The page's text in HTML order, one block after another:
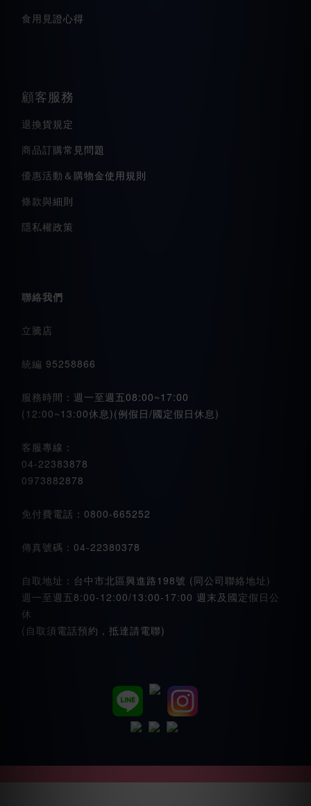
食用見證心得
顧客服務
退換貨規定
商品訂購常見問題
優惠活動＆購物金使用規則
條款與細則
隱私權政策
聯絡我們
立騰店
統編 95258866
服務時間：週一至週五08:00~17:00
(12:00~13:00休息)(例假日/國定假日休息)
客服專線：
04-22383878
0973882878
免付費電話：0800-665252
傳真號碼：04-22380378
自取地址：台中市北區興進路198號 (同公司聯絡地址)
週一至週五8:00-12:00/13:00-17:00 週末及國定假日公
休
(自取須電話預約，抵達請電聯)